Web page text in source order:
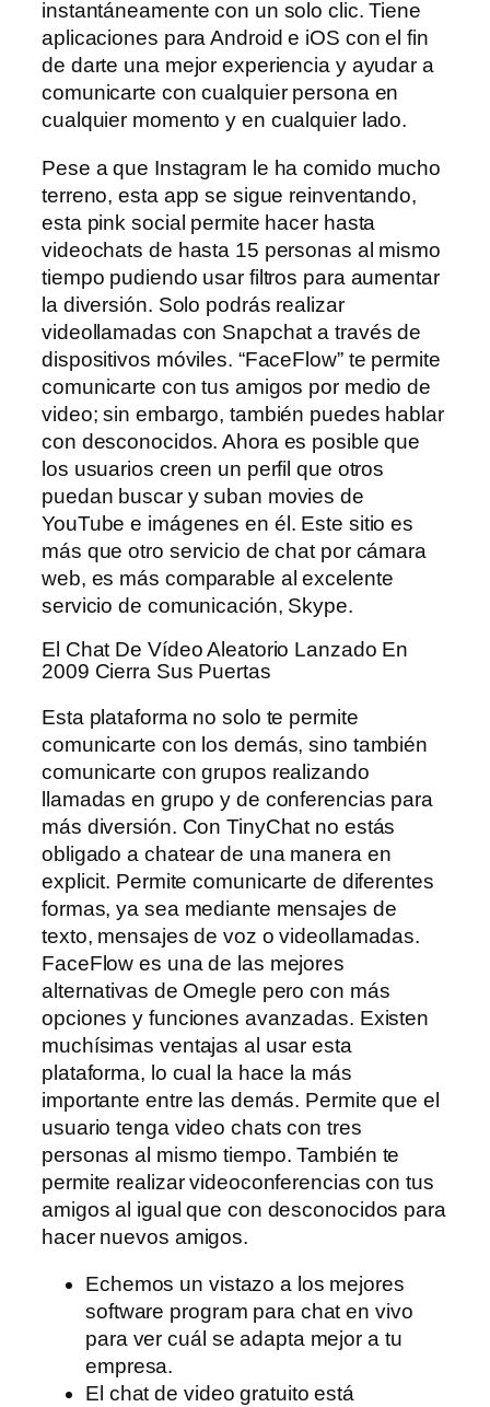
instantáneamente con un solo clic. Tiene
aplicaciones para Android e iOS con el fin
de darte una mejor experiencia y ayudar a
comunicarte con cualquier persona en
cualquier momento y en cualquier lado.
Pese a que Instagram le ha comido mucho
terreno, esta app se sigue reinventando,
esta pink social permite hacer hasta
videochats de hasta 15 personas al mismo
tiempo pudiendo usar filtros para aumentar
la diversión. Solo podrás realizar
videollamadas con Snapchat a través de
dispositivos móviles. “FaceFlow” te permite
comunicarte con tus amigos por medio de
video; sin embargo, también puedes hablar
con desconocidos. Ahora es posible que
los usuarios creen un perfil que otros
puedan buscar y suban movies de
YouTube e imágenes en él. Este sitio es
más que otro servicio de chat por cámara
web, es más comparable al excelente
servicio de comunicación, Skype.
El Chat De Vídeo Aleatorio Lanzado En
2009 Cierra Sus Puertas
Esta plataforma no solo te permite
comunicarte con los demás, sino también
comunicarte con grupos realizando
llamadas en grupo y de conferencias para
más diversión. Con TinyChat no estás
obligado a chatear de una manera en
explicit. Permite comunicarte de diferentes
formas, ya sea mediante mensajes de
texto, mensajes de voz o videollamadas.
FaceFlow es una de las mejores
alternativas de Omegle pero con más
opciones y funciones avanzadas. Existen
muchísimas ventajas al usar esta
plataforma, lo cual la hace la más
importante entre las demás. Permite que el
usuario tenga video chats con tres
personas al mismo tiempo. También te
permite realizar videoconferencias con tus
amigos al igual que con desconocidos para
hacer nuevos amigos.
Echemos un vistazo a los mejores
software program para chat en vivo
para ver cuál se adapta mejor a tu
empresa.
El chat de video gratuito está